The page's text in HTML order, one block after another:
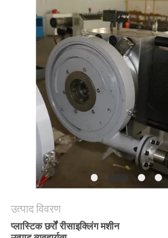
PRIVACY
POLICY
उत्पाद विवरण
प्लास्टिक छर्रों रीसाइक्लिंग मशीन